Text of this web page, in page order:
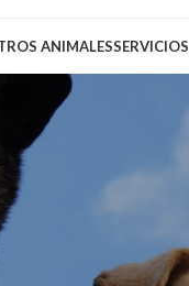
ANIMALESSERVICIOS